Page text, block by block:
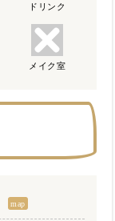
ドリンク
メイク室
map